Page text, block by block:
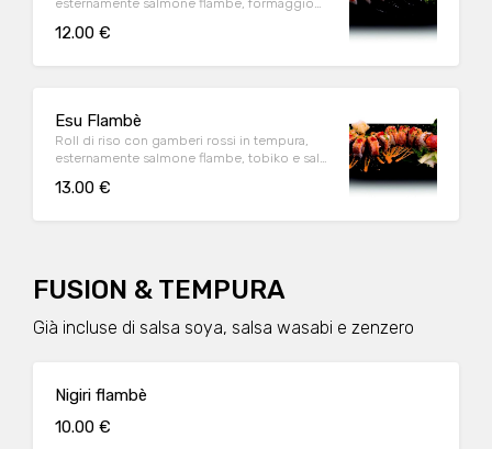
esternamente salmone flambe, formaggio
12.00 €
Esu Flambè
Roll di riso con gamberi rossi in tempura,
esternamente salmone flambe, tobiko e salsa
13.00 €
FUSION & TEMPURA
Già incluse di salsa soya, salsa wasabi e zenzero
Nigiri flambè
10.00 €